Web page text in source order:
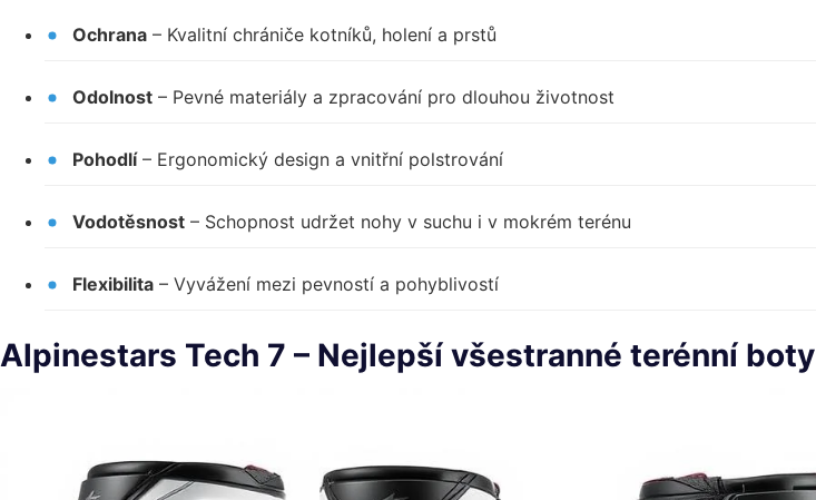
Ochrana – Kvalitní chrániče kotníků, holení a prstů
Odolnost – Pevné materiály a zpracování pro dlouhou životnost
Pohodlí– Ergonomický design a vnitřní polstrování
Vodotěsnost – Schopnost udržet nohy v suchu i v mokrém terénu
Flexibilita – Vyvážení mezi pevností a pohyblivostí
Alpinestars Tech 7 – Nejlepší všestranné terénní boty